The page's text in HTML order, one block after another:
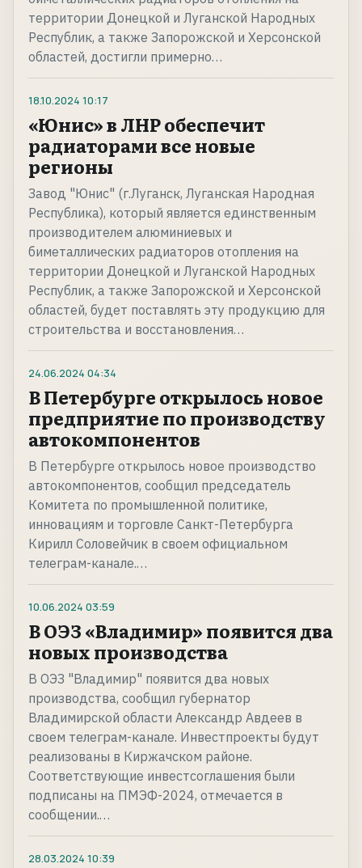
территории Донецкой и Луганской Народных
Республик, а также Запорожской и Херсонской
областей, достигли примерно…
18.10.2024 10:17
«Юнис» в ЛНР обеспечит
радиаторами все новые
регионы
Завод "Юнис" (г.Луганск, Луганская Народная
Республика), который является единственным
производителем алюминиевых и
биметаллических радиаторов отопления на
территории Донецкой и Луганской Народных
Республик, а также Запорожской и Херсонской
областей, будет поставлять эту продукцию для
строительства и восстановления…
24.06.2024 04:34
В Петербурге открылось новое
предприятие по производству
автокомпонентов
В Петербурге открылось новое производство
автокомпонентов, сообщил председатель
Комитета по промышленной политике,
инновациям и торговле Санкт-Петербурга
Кирилл Соловейчик в своем официальном
телеграм-канале.…
10.06.2024 03:59
В ОЭЗ «Владимир» появится два
новых производства
В ОЭЗ "Владимир" появится два новых
производства, сообщил губернатор
Владимирской области Александр Авдеев в
своем телеграм-канале. Инвестпроекты будут
реализованы в Киржачском районе.
Соответствующие инвестсоглашения были
подписаны на ПМЭФ-2024, отмечается в
сообщении.…
28.03.2024 10:39